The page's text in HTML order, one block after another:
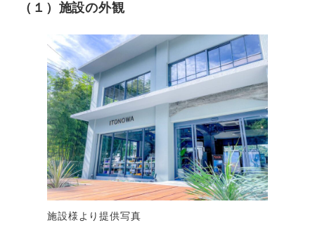
（１）施設の外観
施設様より提供写真